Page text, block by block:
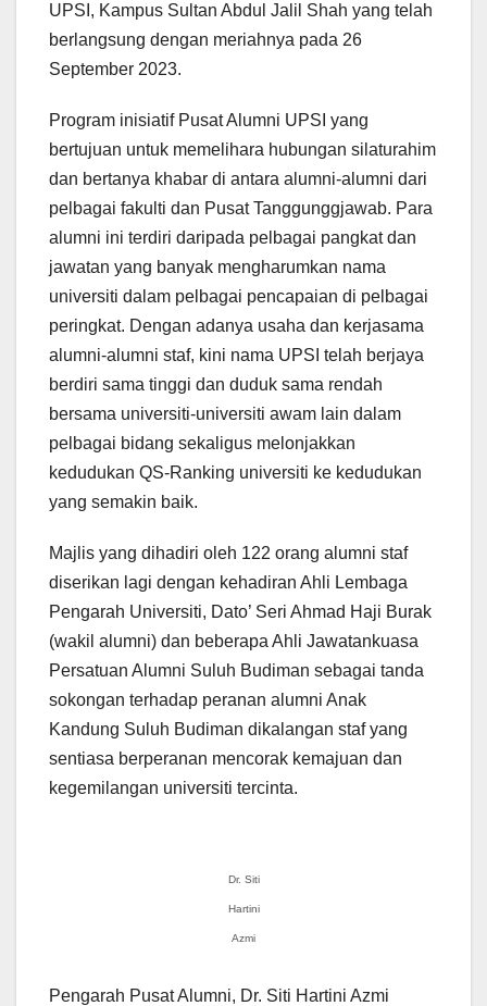
UPSI, Kampus Sultan Abdul Jalil Shah yang telah
berlangsung dengan meriahnya pada 26
September 2023.
Program inisiatif Pusat Alumni UPSI yang
bertujuan untuk memelihara hubungan silaturahim
dan bertanya khabar di antara alumni-alumni dari
pelbagai fakulti dan Pusat Tanggunggjawab. Para
alumni ini terdiri daripada pelbagai pangkat dan
jawatan yang banyak mengharumkan nama
universiti dalam pelbagai pencapaian di pelbagai
peringkat. Dengan adanya usaha dan kerjasama
alumni-alumni staf, kini nama UPSI telah berjaya
berdiri sama tinggi dan duduk sama rendah
bersama universiti-universiti awam lain dalam
pelbagai bidang sekaligus melonjakkan
kedudukan QS-Ranking universiti ke kedudukan
yang semakin baik.
Majlis yang dihadiri oleh 122 orang alumni staf
diserikan lagi dengan kehadiran Ahli Lembaga
Pengarah Universiti, Dato’ Seri Ahmad Haji Burak
(wakil alumni) dan beberapa Ahli Jawatankuasa
Persatuan Alumni Suluh Budiman sebagai tanda
sokongan terhadap peranan alumni Anak
Kandung Suluh Budiman dikalangan staf yang
sentiasa berperanan mencorak kemajuan dan
kegemilangan universiti tercinta.
Dr. Siti
Hartini
Azmi
Pengarah Pusat Alumni, Dr. Siti Hartini Azmi